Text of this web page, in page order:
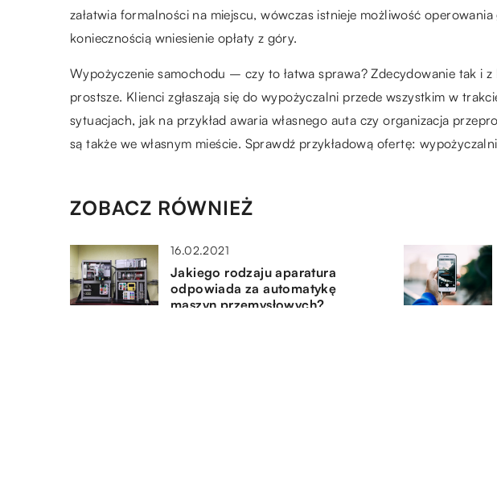
załatwia formalności na miejscu, wówczas istnieje możliwość
koniecznością wniesienie opłaty z góry.
Wypożyczenie samochodu – czy to łatwa sprawa? Zdecydowanie tak i z
prostsze. Klienci zgłaszają się do wypożyczalni przede wszystkim w
sytuacjach, jak na przykład awaria własnego auta czy organizacja
są także we własnym mieście. Sprawdź przykładową ofertę:
ZOBACZ RÓWNIEŻ
16.02.2021
Jakiego rodzaju aparatura
odpowiada za automatykę
maszyn przemysłowych?